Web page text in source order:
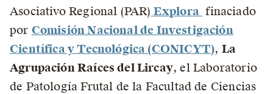
Asociativo Regional (PAR) Explora finaciado
por Comisión Nacional de Investigación
Científica y Tecnológica (CONICYT), La
Agrupación Raíces del Lircay, el Laboratorio
de Patología Frutal de la Facultad de Ciencias